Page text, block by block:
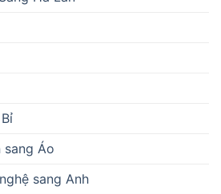
sang Áo
sang Anh